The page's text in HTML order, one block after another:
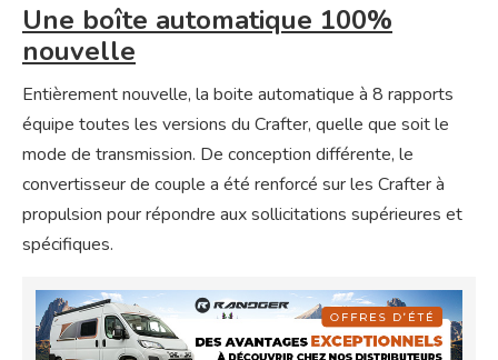
Une boîte automatique 100%
nouvelle
Entièrement nouvelle, la boite automatique à 8 rapports
équipe toutes les versions du Crafter, quelle que soit le
mode de transmission. De conception différente, le
convertisseur de couple a été renforcé sur les Crafter à
propulsion pour répondre aux sollicitations supérieures et
spécifiques.